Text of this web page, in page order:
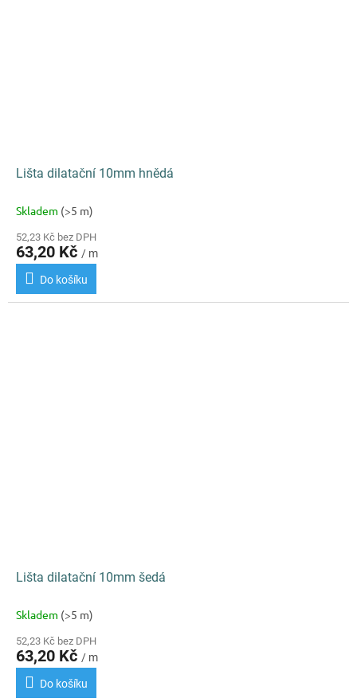
Lišta dilatační 10mm hnědá
Skladem (>5 m)
52,23 Kč bez DPH
63,20 Kč / m
Do košíku
Lišta dilatační 10mm šedá
Skladem (>5 m)
52,23 Kč bez DPH
63,20 Kč / m
Do košíku